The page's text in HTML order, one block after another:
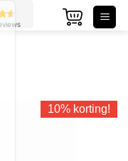
10% korting!